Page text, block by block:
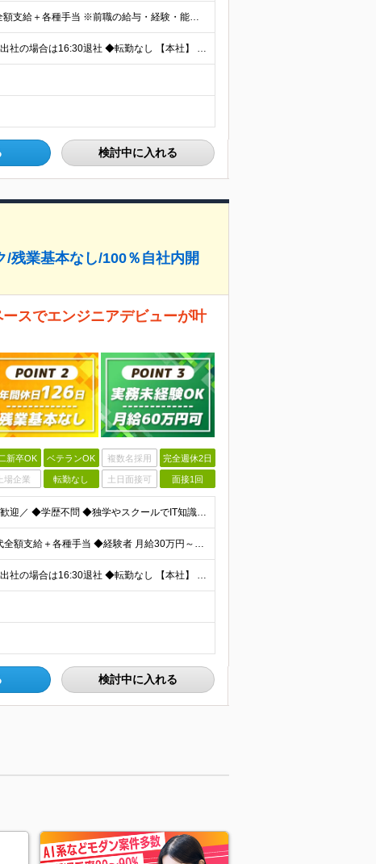
≪月給60万円も可≫ 月給30万円～60万円＋残業代全額支給＋各種手当 ※前職の給与・経験・能力などを考慮の上、当社規定により優遇します ※残業代全額支給 ※試用期間3カ月（給与、待遇に差異はあり
◆週3～4日リモート勤務！フルリモートも相談可 ◆出社の場合は16:30退社 ◆転勤なし 【本社】 東京都港区新橋3-5-1 サンパウロビル2F (変更の範囲)上記を除く当社関連勤務地
検討中に入れる
残業基本なし/100％自社内開
スでエンジニアデビューが叶
新卒OK ベテランOK 複数名採用 完全週休2日
上場企業 転勤なし 土日面接可 面接1回
＼実務未経験OK！テストや運用保守のご経験のみも歓迎／ ◆学歴不問 ◆独学やスクールでIT知識を身につけた方 ┗実務未経験OK！エンジニアデビューをしっかり支えます◎ ≪こんな方にピッタリ≫ ◇腰
≪月給60万円も可≫ ◆未経験 月給25万円～＋残業代全額支給＋各種手当 ◆経験者 月給30万円～60万円＋残業代全額支給＋各種手当 ※前職の給与・経験・能力などを考慮の上、当社規定により優遇し
◆週3～4日リモート勤務！フルリモートも相談可 ◆出社の場合は16:30退社 ◆転勤なし 【本社】 東京都港区新橋3-5-1 サンパウロビル2F (変更の範囲)上記を除く当社関連勤務地
検討中に入れる